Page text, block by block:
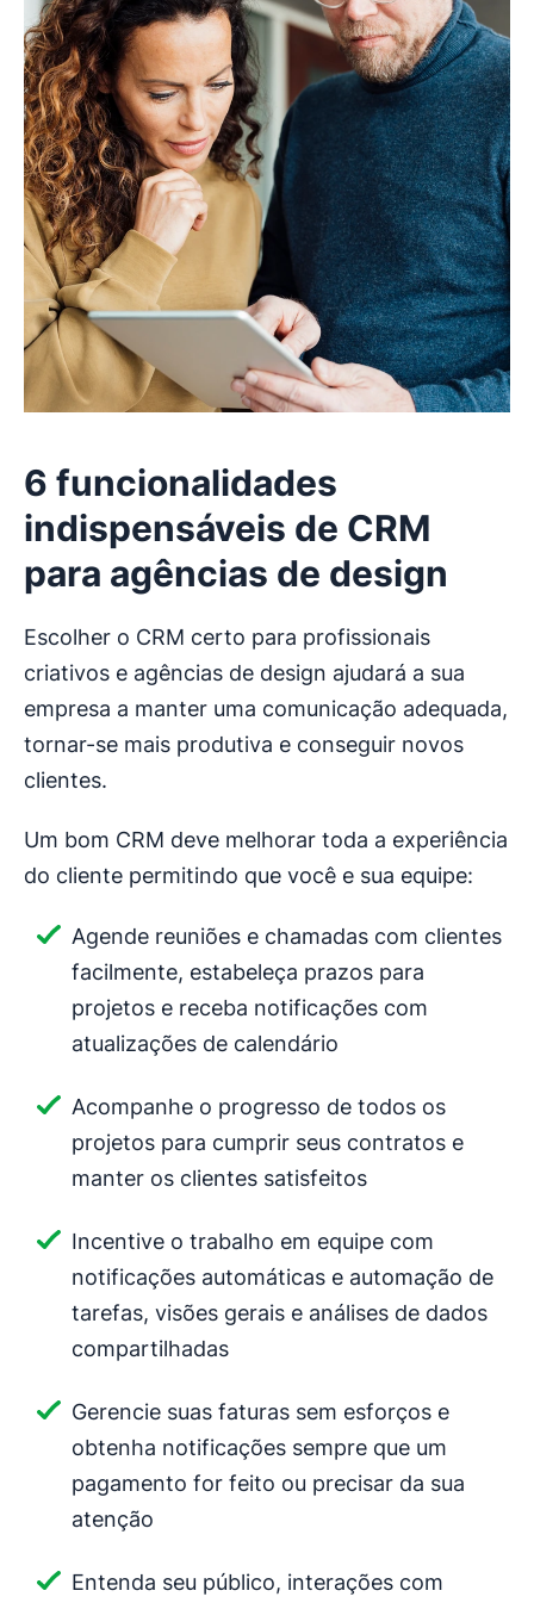
6 funcionalidades
indispensáveis de CRM
para agências de design
Escolher o CRM certo para profissionais
criativos e agências de design ajudará a sua
empresa a manter uma comunicação adequada,
tornar-se mais produtiva e conseguir novos
clientes.
Um bom CRM deve melhorar toda a experiência
do cliente permitindo que você e sua equipe:
Agende reuniões e chamadas com clientes
facilmente, estabeleça prazos para
projetos e receba notificações com
atualizações de calendário
Acompanhe o progresso de todos os
projetos para cumprir seus contratos e
manter os clientes satisfeitos
Incentive o trabalho em equipe com
notificações automáticas e automação de
tarefas, visões gerais e análises de dados
compartilhadas
Gerencie suas faturas sem esforços e
obtenha notificações sempre que um
pagamento for feito ou precisar da sua
atenção
Entenda seu público, interações com